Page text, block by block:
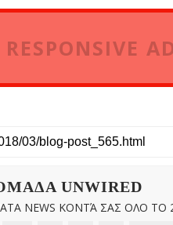
RESPONSIVE
UNWIRED
NEWS ΚΟΝΤΆ ΣΑΣ ΟΛΟ